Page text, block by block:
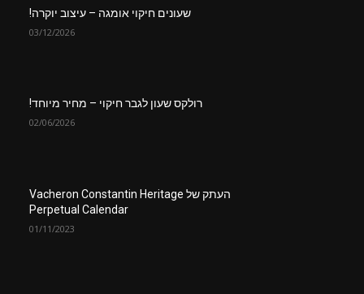
שעונים חיקוי אומגה – עיצוב יוקרה!
03/12/2026
רולקס שעון לגבר חיקוי – מחיר מיוחד!
02/06/2026
העתק של Vacheron Constantin Heritage
Perpetual Calendar
01/11/2023